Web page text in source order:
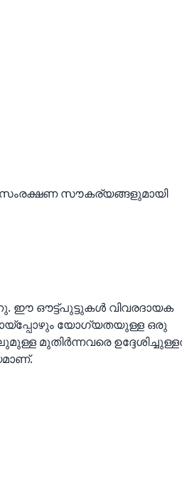
സംരക്ഷണ സൗകര്യങ്ങളുമായി
ഈ ഔട്ട്‌പുട്ടുകൾ വിവരദായക
യോഗ്യതയുള്ള ഒരു
മുതിർന്നവരെ